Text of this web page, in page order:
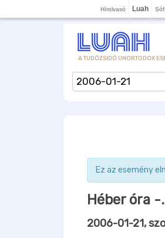
Hírolvasó Luah
A TUDÓZSIDÓ UNORTODOX
Ez az esemény
Héber óra -
2006-01-21,